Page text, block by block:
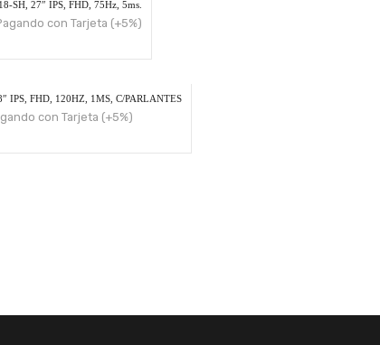
SH, 27″ IPS, FHD, 75Hz, 5ms.
con Tarjeta (+5%)
IPS, FHD, 120HZ, 1MS, C/PARLANTES
con Tarjeta (+5%)